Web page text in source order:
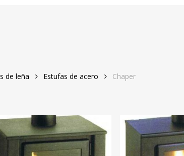
de leña Estufas de acero Chaper